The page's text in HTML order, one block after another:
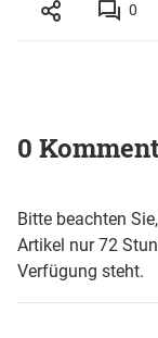
0
0
Bitte beachten
Artikel nur 72
Verfügung steht.